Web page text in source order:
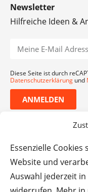
Essenzielle
Website und
Auswahl jederzeit
Newsletter
Hilfreiche Ideen &
Diese Seite ist durch
Datenschutzerklärung und
ANMELDEN